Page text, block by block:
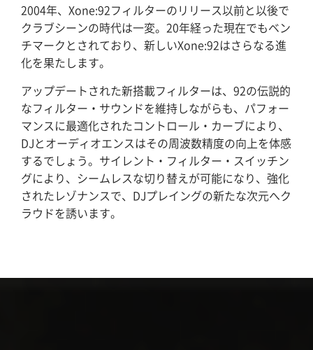
2004年、Xone:92フィルターのリリース以前と以後で
クラブシーンの時代は一変。20年経った現在でもベン
チマークとされており、新しいXone:92はさらなる進
化を果たします。
アップデートされた新搭載フィルターは、92の伝説的
なフィルター・サウンドを維持しながらも、パフォー
マンスに最適化されたコントロール・カーブにより、
DJとオーディオエンスはその周波数精度の向上を体感
するでしょう。サイレント・フィルター・スイッチン
グにより、シームレスな切り替えが可能になり、強化
されたレゾナンスで、DJプレイングの新たな次元へク
ラウドを誘います。